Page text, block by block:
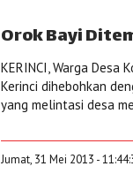
Orok Bayi
KERINCI, Warga Desa
Kerinci dihebohkan
yang melintasi desa
Jumat, 31 Mei 2013 -